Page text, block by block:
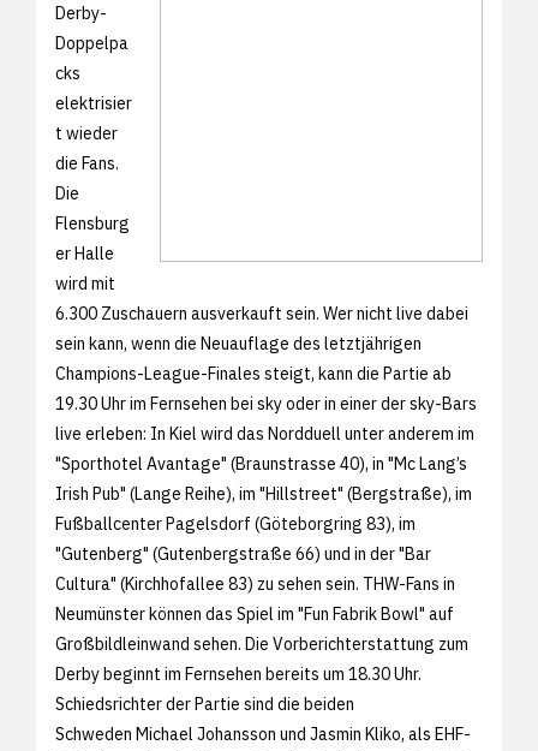
Derby-
Doppelpa
cks
elektrisier
t wieder
die Fans.
Die
Flensburg
er Halle
wird mit
6.300 Zuschauern ausverkauft sein. Wer nicht live dabei
sein kann, wenn die Neuauflage des letztjährigen
Champions-League-Finales steigt, kann die Partie ab
19.30 Uhr im Fernsehen bei sky oder in einer der sky-Bars
live erleben: In Kiel wird das Nordduell unter anderem im
"Sporthotel Avantage" (Braunstrasse 40), in "Mc Lang’s
Irish Pub" (Lange Reihe), im "Hillstreet" (Bergstraße), im
Fußballcenter Pagelsdorf (Göteborgring 83), im
"Gutenberg" (Gutenbergstraße 66) und in der "Bar
Cultura" (Kirchhofallee 83) zu sehen sein. THW-Fans in
Neumünster können das Spiel im "Fun Fabrik Bowl" auf
Großbildleinwand sehen. Die Vorberichterstattung zum
Derby beginnt im Fernsehen bereits um 18.30 Uhr.
Schiedsrichter der Partie sind die beiden
Schweden Michael Johansson und Jasmin Kliko, als EHF-